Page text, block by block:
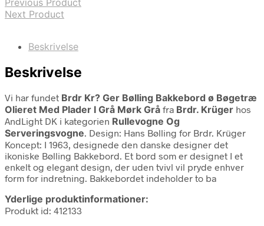
Previous Product
Next Product
Beskrivelse
Beskrivelse
Vi har fundet Brdr Kr? Ger Bølling Bakkebord ø Bøgetræ
Olieret Med Plader I Grå Mørk Grå fra Brdr. Krüger hos
AndLight DK i kategorien Rullevogne Og
Serveringsvogne. Design: Hans Bølling for Brdr. Krüger
Koncept: I 1963, designede den danske designer det
ikoniske Bølling Bakkebord. Et bord som er designet I et
enkelt og elegant design, der uden tvivl vil pryde enhver
form for indretning. Bakkebordet indeholder to ba
Yderlige produktinformationer:
Produkt id: 412133